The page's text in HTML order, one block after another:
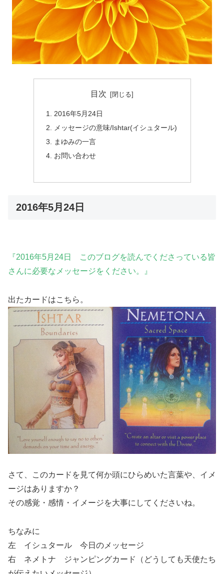
目次
2016年5月24日
メッセージの意味/Ishtar(イシュタール)
まゆみの一言
お問い合わせ
2016年5月24日
『2016年5月24日 このブログを読んでくださっている皆
さんに必要なメッセージをください。』
出たカードはこちら。
さて、このカードを見て何か頭にひらめいた言葉や、イメ
ージはありますか？
その感覚・感情・イメージを大事にしてくださいね。
ちなみに
左 イシュタール 今日のメッセージ
右 ネメトナ ジャンピングカード（どうしても天使たち